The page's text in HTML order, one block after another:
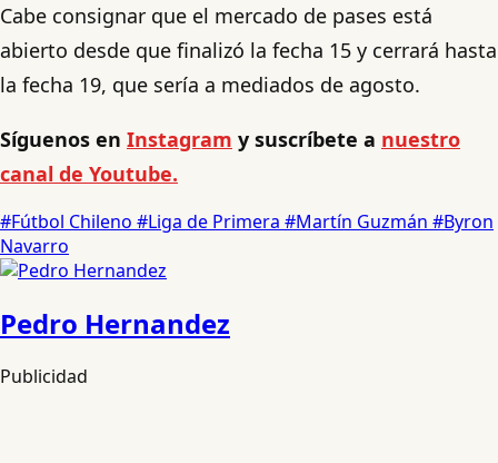
Cabe consignar que el mercado de pases está
abierto desde que finalizó la fecha 15 y cerrará hasta
la fecha 19, que sería a mediados de agosto.
Síguenos en Instagram y suscríbete a nuestro
canal de Youtube.
#Fútbol Chileno #Liga de Primera #Martín Guzmán #Byron
Navarro
Pedro Hernandez
Publicidad